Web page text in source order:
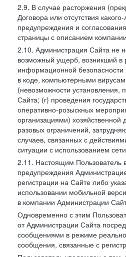
2.9. В случае расторжения
Договора или отсутствия
предупреждения и
страницы с описанием
2.10. Администрация Сайта не
возможный ущерб, возникший в
информационной
в коде, компьютерными
(невозможности
Сайта; (г) проведения
оперативно-розыскных
организациями) хозяйственной
разовых ограничений,
случаев, связанных с
ситуации с использованием
2.11. Настоящим Пользователь
предупреждения
регистрации на Сайте либо
использовании мобильной
в компании Администрации
Одновременно с этим
от Администрации Сайта
сообщениями в режиме
сообщения, связанные с